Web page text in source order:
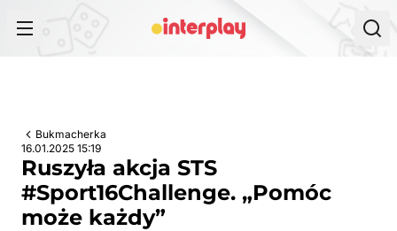
Bukmacherka
16.01.2025 15:19
Ruszyła akcja STS
#Sport16Challenge. „Pomóc
może każdy”